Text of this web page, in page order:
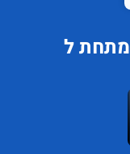
מתחת ל